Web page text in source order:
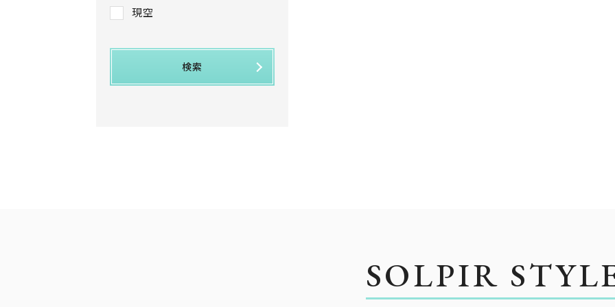
現空
検索
SOLPIR